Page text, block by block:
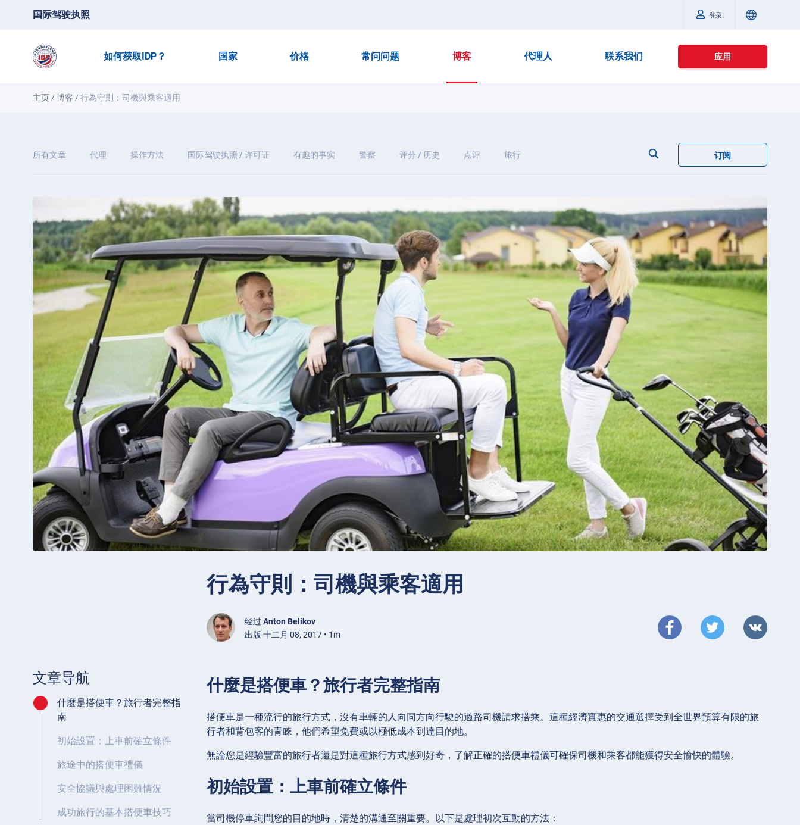
国际驾驶执照 登录
如何获取IDP？ 国家 价格 常问问题 博客 代理人 联系我们 应用
主页 /博客 /行為守則：司機與乘客適用
所有文章 代理 操作方法 国际驾驶执照 / 许可证 有趣的事实 警察 评分 / 历史 点评 旅行 订阅
行為守則：司機與乘客適用
经过 Anton Belikov
出版 十二月 08, 2017 • 1m
文章导航
什麼是搭便車？旅行者完整指
南
初始設置：上車前確立條件
旅途中的搭便車禮儀
安全協議與處理困難情況
成功旅行的基本搭便車技巧
什麼是搭便車？旅行者完整指南
搭便車是一種流行的旅行方式，沒有車輛的人向同方向行駛的過路司機請求搭乘。這種經濟實惠的交通選擇受到全世界預算有限的旅
行者和背包客的青睞，他們希望免費或以極低成本到達目的地。
無論您是經驗豐富的旅行者還是對這種旅行方式感到好奇，了解正確的搭便車禮儀可確保司機和乘客都能獲得安全愉快的體驗。
初始設置：上車前確立條件
當司機停車詢問您的目的地時，清楚的溝通至關重要。以下是處理初次互動的方法：